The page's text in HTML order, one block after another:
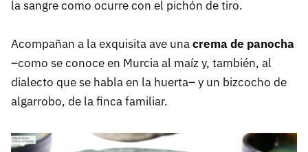
la sangre como ocurre con el pichón de tiro.
Acompañan a la exquisita ave unacrema de panocha
–como se conoce en Murcia al maíz y, también, al
dialecto que se habla en la huerta– y un bizcocho de
algarrobo, de la finca familiar.